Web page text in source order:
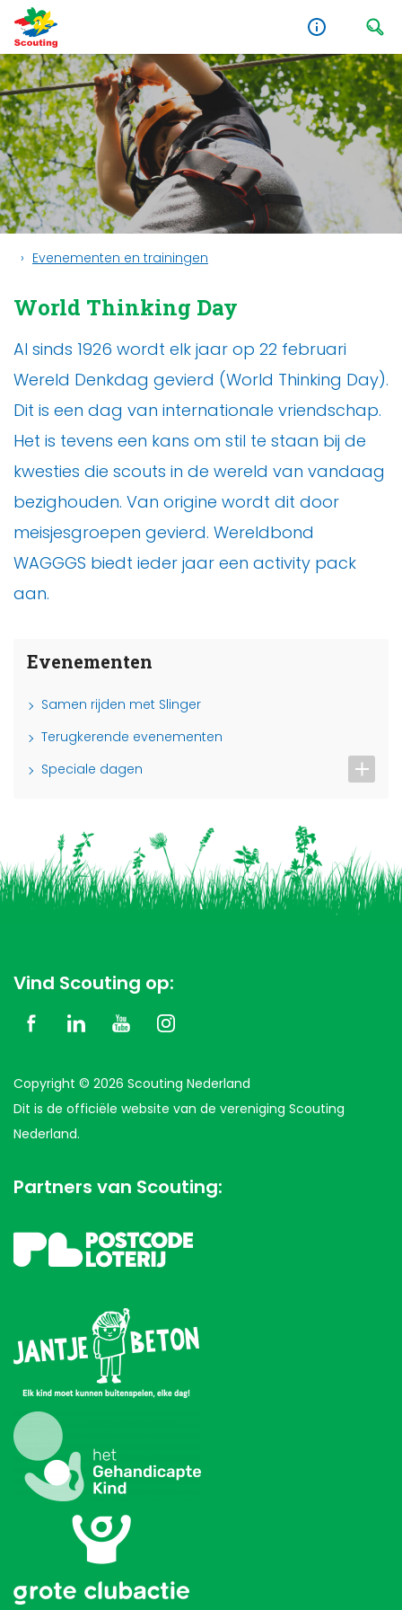
Evenementen en trainingen
World Thinking Day
Al sinds 1926 wordt elk jaar op 22 februari
Wereld Denkdag gevierd (World Thinking Day).
Dit is een dag van internationale vriendschap.
Het is tevens een kans om stil te staan bij de
kwesties die scouts in de wereld van vandaag
bezighouden. Van origine wordt dit door
meisjesgroepen gevierd. Wereldbond
WAGGGS biedt ieder jaar een activity pack
aan.
Evenementen
Samen rijden met Slinger
Terugkerende evenementen
Speciale dagen
Vind Scouting op:
Copyright © 2026 Scouting Nederland
Dit is de officiële website van de vereniging Scouting
Nederland.
Partners van Scouting: